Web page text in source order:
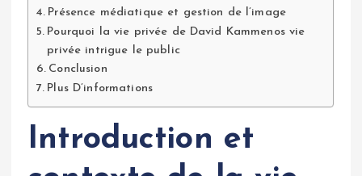
Présence médiatique et gestion de l’image
Pourquoi la vie privée de David Kammenos vie
privée intrigue le public
Conclusion
Plus D’informations
Introduction et